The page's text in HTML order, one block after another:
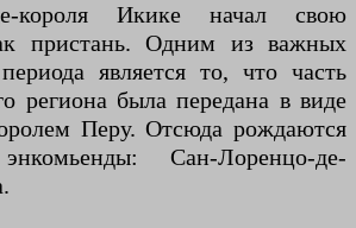
короля Икике начал свою
пристань. Одним из важных
является то, что часть
региона была передана в виде
Перу. Отсюда рождаются
Сан-Лоренцо-де-